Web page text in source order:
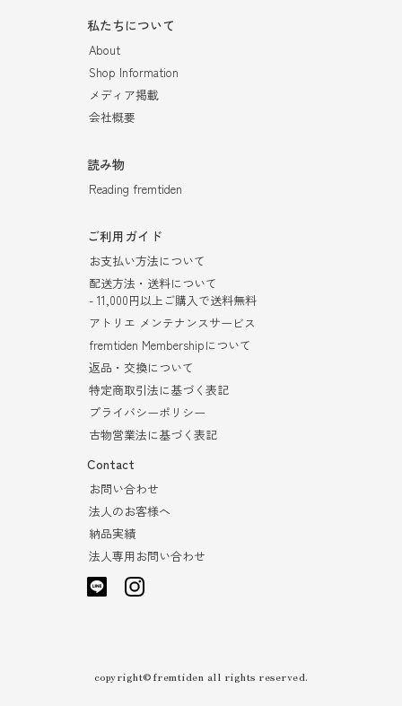
私たちについて
About
Shop Information
メディア掲載
会社概要
読み物
Reading fremtiden
ご利用ガイド
お支払い方法について
配送方法・送料について
- 11,000円以上ご購入で送料無料
アトリエ メンテナンスサービス
fremtiden Membershipについて
返品・交換について
特定商取引法に基づく表記
プライバシーポリシー
古物営業法に基づく表記
Contact
お問い合わせ
法人のお客様へ
納品実績
法人専用お問い合わせ
copyright©fremtiden all rights reserved.